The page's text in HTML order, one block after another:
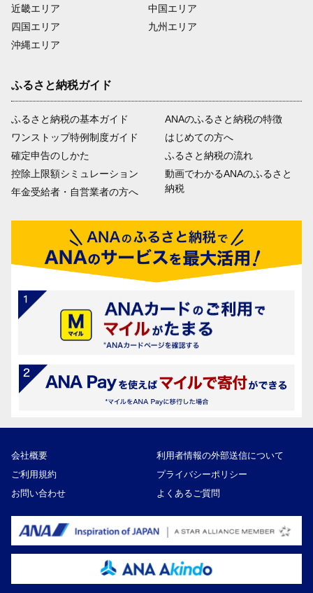
近畿エリア
四国エリア
沖縄エリア
中国エリア
九州エリア
ふるさと納税ガイド
ふるさと納税の基本ガイド
ワンストップ特例制度ガイド
確定申告のしかた
控除上限額シミュレーション
年金受給者・自営業者の方へ
ANAのふるさと納税の特徴
はじめての方へ
ふるさと納税の流れ
動画でわかるANAのふるさと
納税
会社概要
利用者情報の外部送信について
ご利用規約
プライバシーポリシー
お問い合わせ
よくあるご質問